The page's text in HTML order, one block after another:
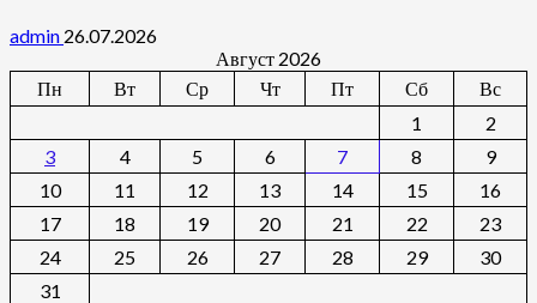
admin 26.07.2026
Август 2026
Пн
Вт Ср Чт Пт Сб
Вс
1
2
3
4 5 6 7 8
9
10
11 12 13 14 15
16
17
18 19 20 21 22
23
24
25 26 27 28 29
30
31